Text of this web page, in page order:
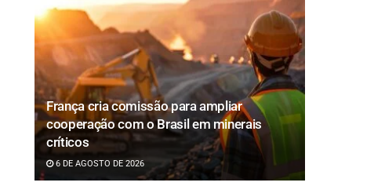
França cria comissão para ampliar
cooperação com o Brasil em minerais
críticos
6 DE AGOSTO DE 2026